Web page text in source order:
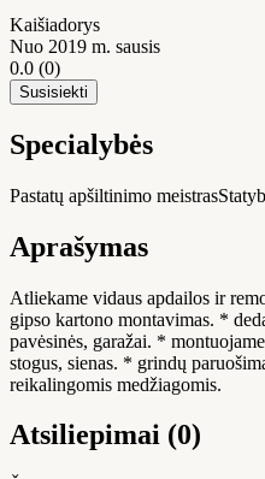
Kaišiadorys
Nuo 2019 m. sausis
0.0 (0)
Susisiekti
Specialybės
Pastatų apšiltinimo meistras
Aprašymas
Atliekame vidaus apdailos ir
gipso kartono montavimas. *
pavėsinės, garažai. *
stogus, sienas. * grindų
reikalingomis medžiagomis.
Atsiliepimai (0)